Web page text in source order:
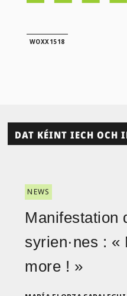
WOXX1518
DAT KÉINT IECH OCH
NEWS
Manifestation
syrien·nes : «
more ! »